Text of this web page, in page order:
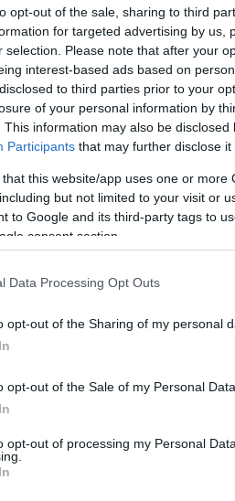
opt-out of the sale, sharing to third
for targeted advertising by us,
selection. Please note that after your
interest-based ads based on
to third parties prior to your
of your personal information by
This information may also be
Participants that may further disclose it
that this website/app uses one or
but not limited to your visit or
to Google and its third-party tags to
consent section.
Data Processing Opt Outs
opt-out of the Sharing of my personal
opt-out of the Sale of my Personal Data.
opt-out of processing my Personal
κάποιος έχει άμεση
πρόσβαση και στο
κάνοντας ένα πείραμα.
σε μια εξτρά
τη θέση της για να
γραφείο της, ο Moore
WhatsApp. Στη
Ο Moore πέρασε
πληκτρολόγησε
τον έλεγχο του
όλες τις συνομιλίες
chat group με την
Είχα μια
σειρά από